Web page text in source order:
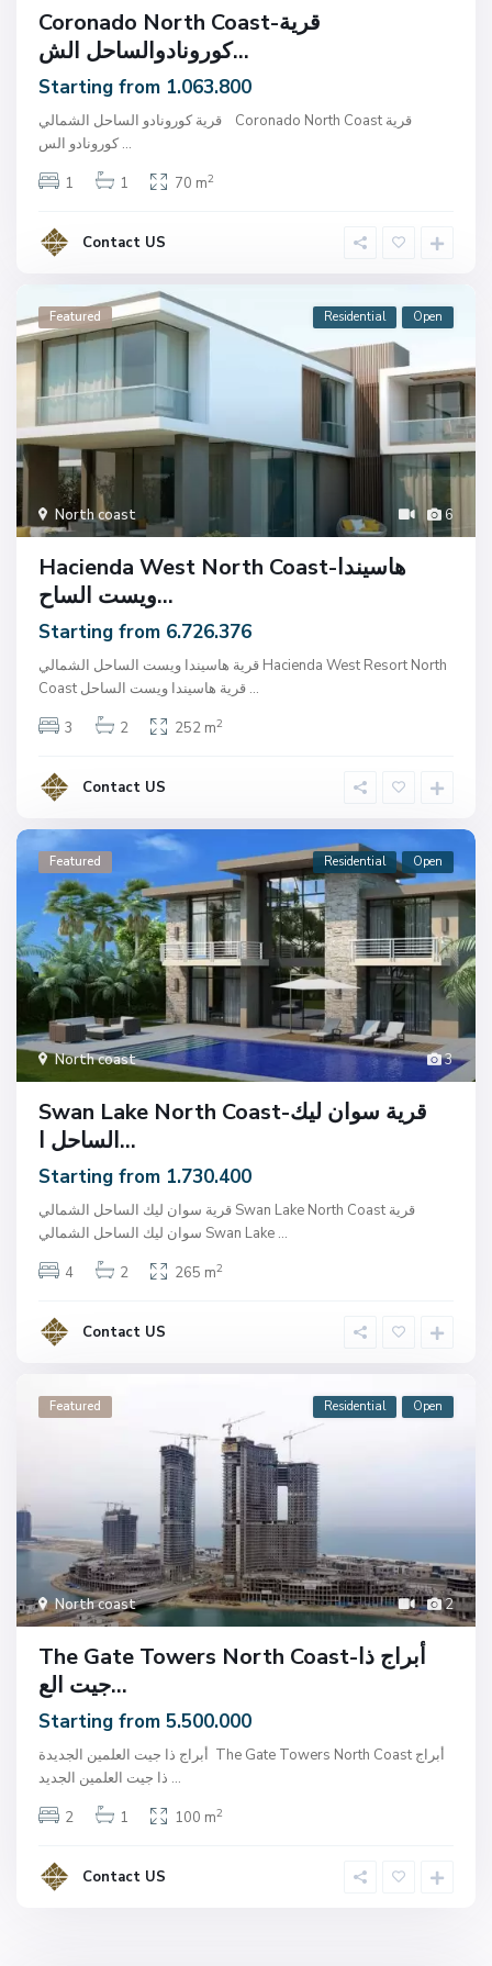
Coronado North Coast-قرية
كورونادوالساحل الش...
Starting from 1.063.800
قرية كورونادو الساحل الشمالي Coronado North Coast قرية
...
1
1 70 m2
Contact US
6
North coast
Featured Residential Open
Hacienda West North Coast-هاسيندا
ويست الساح...
Starting from 6.726.376
قرية هاسيندا ويست الساحل الشمالي Hacienda West Resort North
...
3
2 252 m2
Contact US
3
North coast
Featured Residential Open
Swan Lake North Coast-قرية سوان ليك
الساحل ا...
Starting from 1.730.400
قرية سوان ليك الساحل الشمالي Swan Lake North Coast قرية
سوان ليك الساحل الشمالي Swan Lake ...
4
2 265 m2
Contact US
2
North coast
Featured Residential Open
The Gate Towers North Coast-أبراج ذا
جيت الع...
Starting from 5.500.000
أبراج ذا جيت العلمين الجديدة The Gate Towers North Coast أبراج
...
2
1 100 m2
Contact US